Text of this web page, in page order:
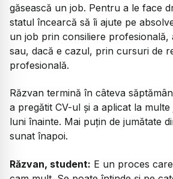
găsească un job. Pentru a le face
statul încearcă să îi ajute pe
un job prin consiliere profesională,
sau, dacă e cazul, prin cursuri de
profesională.
Răzvan termină în câteva
a pregătit CV-ul și a aplicat la
luni înainte. Mai puțin de jumătate
sunat înapoi.
Răzvan, student: E un proces